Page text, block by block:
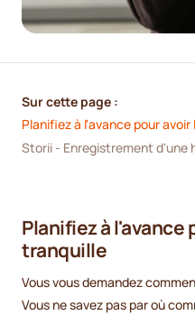
Sur cette page :
Planifiez à l'avance pour
Storii - Enregistrement d'une
Planifiez à l'avance
tranquille
Vous vous demandez
Vous ne savez pas par où